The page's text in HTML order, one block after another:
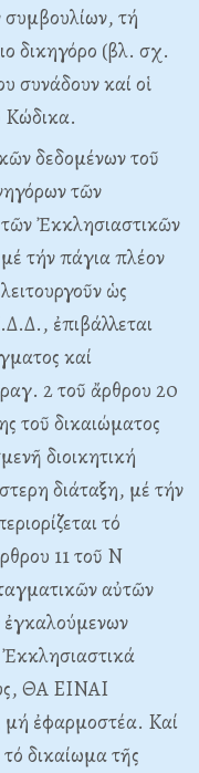
συμβουλίων, τή
δικηγόρο (βλ. σχ.
συνάδουν καί οἱ
Kώδικα.
δεδομένων τοῦ
τῶν
Ἐκκλησιαστικῶν
τήν πάγια πλέον
ὡς
ἐπιβάλλεται
καί
2 τοῦ ἄρθρου 20
τοῦ δικαιώματος
διοικητική
διάταξη, μέ τήν
τό
11 τοῦ N
αὐτῶν
ἐγκαλούμενων
ΘA EINAI
μή ἐφαρμοστέα. Kαί
δικαίωμα τῆς